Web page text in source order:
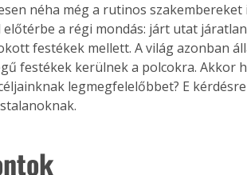
néha még a rutinos
a régi mondás: járt utat
festékek mellett. A világ azonban
festékek kerülnek a polcokra. Akkor
legmegfelelőbbet? E